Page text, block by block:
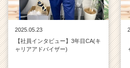
2025.05.23
【社員インタビュー】3年目CA(キ
ャリアアドバイザー)